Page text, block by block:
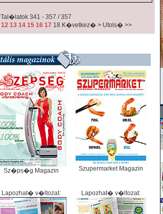
Tal�latok 341 - 357 / 357
12 13 14 15 16 17 18 K�vetkez� > Utols� >>
Sz�ps�g Magazin Szupermarket Magazin
Lapozhat� v�ltozat: Lapozhat� v�ltozat: